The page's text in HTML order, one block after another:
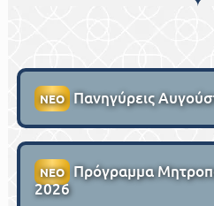
ΝΕΟ Πανηγύρεις
ΝΕΟ Πρόγραμμα
2026